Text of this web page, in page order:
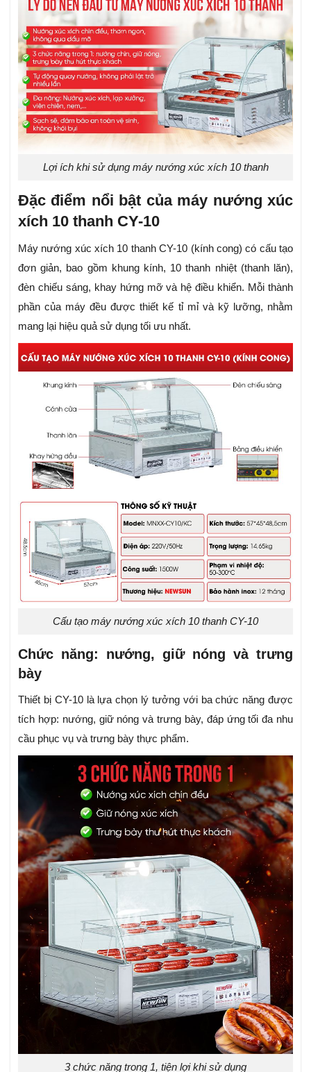
Lợi ích khi sử dụng máy nướng xúc xích 10 thanh
Đặc điểm nổi bật của máy nướng xúc
xích 10 thanh CY-10
Máy nướng xúc xích 10 thanh CY-10 (kính cong) có cấu tạo
đơn giản, bao gồm khung kính, 10 thanh nhiệt (thanh lăn),
đèn chiếu sáng, khay hứng mỡ và hệ điều khiển. Mỗi thành
phần của máy đều được thiết kế tỉ mỉ và kỹ lưỡng, nhằm
mang lại hiệu quả sử dụng tối ưu nhất.
Cấu tạo máy nướng xúc xích 10 thanh CY-10
Chức năng: nướng, giữ nóng và trưng
bày
Thiết bị CY-10 là lựa chọn lý tưởng với ba chức năng được
tích hợp: nướng, giữ nóng và trưng bày, đáp ứng tối đa nhu
cầu phục vụ và trưng bày thực phẩm.
3 chức năng trong 1, tiện lợi khi sử dụng